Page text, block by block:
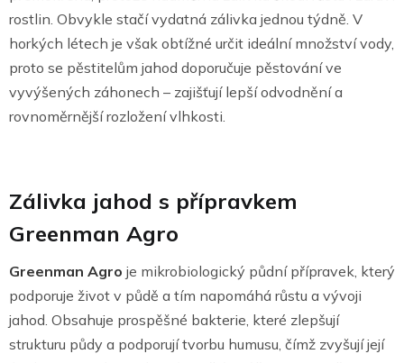
rostlin. Obvykle stačí vydatná zálivka jednou týdně. V
horkých létech je však obtížné určit ideální množství vody,
proto se pěstitelům jahod doporučuje pěstování ve
vyvýšených záhonech – zajišťují lepší odvodnění a
rovnoměrnější rozložení vlhkosti.
Zálivka jahod s přípravkem
Greenman Agro
Greenman Agro je mikrobiologický půdní přípravek, který
podporuje život v půdě a tím napomáhá růstu a vývoji
jahod. Obsahuje prospěšné bakterie, které zlepšují
strukturu půdy a podporují tvorbu humusu, čímž zvyšují její